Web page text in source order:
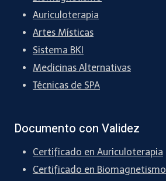
Auriculoterapia
Artes Místicas
Sistema BKI
Medicinas Alternativas
Técnicas de SPA
Documento con Validez
Certificado en Auriculoterapia
Certificado en Biomagnetismo